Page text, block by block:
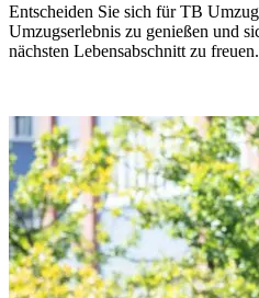
Entscheiden Sie sich für TB
Umzugserlebnis zu genießen und
nächsten Lebensabschnitt zu freuen.